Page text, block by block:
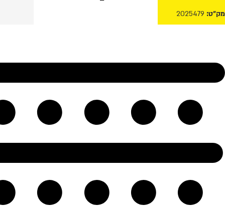
מק"ט: